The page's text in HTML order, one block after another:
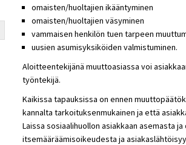
omaisten/huoltajien ikääntyminen
omaisten/huoltajien väsyminen
vammaisen henkilön tuen tarpeen
uusien asumisyksiköiden valmistuminen.
Aloitteentekijänä muuttoasiassa voi
työntekijä.
Kaikissa tapauksissa on ennen
kannalta tarkoituksenmukainen ja että
Laissa sosiaalihuollon asiakkaan asemasta
itsemääräämisoikeudesta ja